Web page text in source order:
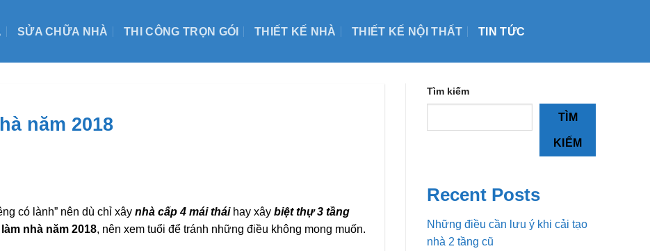
SỬA CHỮA NHÀ THI CÔNG TRỌN GÓI THIẾT KẾ NHÀ THIẾT KẾ NỘI THẤT TIN TỨC
năm 2018
có lành” nên dù chỉ xây nhà cấp 4 mái tháihay xây biệt thự 3 tầng
nhà năm 2018, nên xem tuổi để tránh những điều không mong muốn.
Tìm kiếm
TÌM
KIẾM
Recent Posts
Những điều cần lưu ý khi cải tạo
nhà 2 tầng cũ